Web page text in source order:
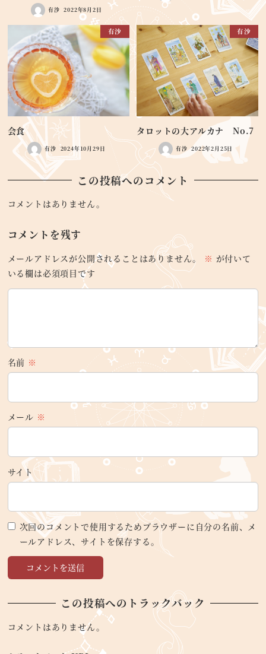
有沙 2022年8月2日
有沙
会食
有沙 2024年10月29日
有沙
タロットの大アルカナ No.7
有沙 2022年2月25日
この投稿へのコメント
コメントはありません。
コメントを残す
メールアドレスが公開されることはありません。 ※ が付いて
いる欄は必須項目です
名前 ※
メール ※
サイト
次回のコメントで使用するためブラウザーに自分の名前、メ
ールアドレス、サイトを保存する。
この投稿へのトラックバック
コメントはありません。